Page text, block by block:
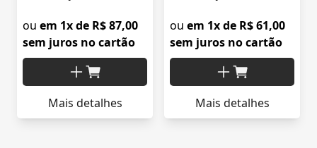
ou em 1x de R$ 87,00
sem juros no cartão
Mais detalhes
ou em 1x de R$ 61,00
sem juros no cartão
Mais detalhes